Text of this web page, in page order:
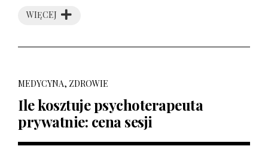
WIĘCEJ
MEDYCYNA, ZDROWIE
Ile kosztuje psychoterapeuta
prywatnie: cena sesji